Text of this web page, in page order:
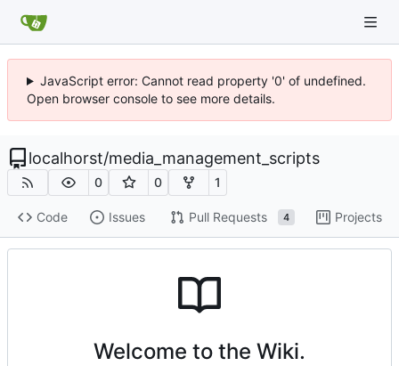
JavaScript error: Cannot read property '0' of undefined.
Open browser console to see more details.
localhorst/media_management_scripts
0 0 1
Code Issues Pull Requests 4 Projects
Welcome to the Wiki.